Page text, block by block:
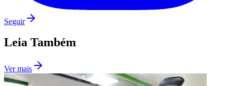
Seguir
Leia Também
Ver mais